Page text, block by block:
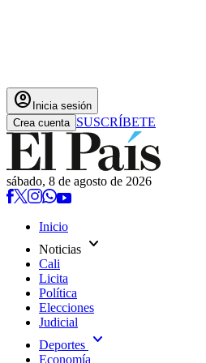
account_circle Inicia sesión
Crea cuenta SUSCRÍBETE
sábado, 8 de agosto de 2026
Inicio
Noticias expand_more
Cali
Licita
Política
Elecciones
Judicial
Deportes expand_more
Economía